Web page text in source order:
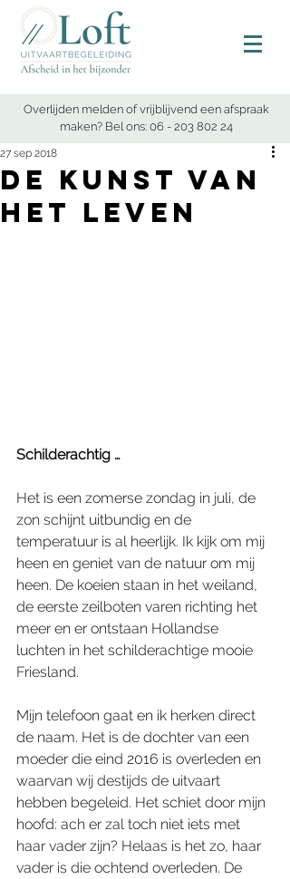
Overlijden melden of vrijblijvend een afspraak
maken? Bel ons: 06 - 203 802 24
De kunst van
het leven
27 sep 2018
Schilderachtig …
Het is een zomerse zondag in juli, de
zon schijnt uitbundig en de
temperatuur is al heerlijk. Ik kijk om mij
heen en geniet van de natuur om mij
heen. De koeien staan in het weiland,
de eerste zeilboten varen richting het
meer en er ontstaan Hollandse
luchten in het schilderachtige mooie
Friesland.
Mijn telefoon gaat en ik herken direct
de naam. Het is de dochter van een
moeder die eind 2016 is overleden en
waarvan wij destijds de uitvaart
hebben begeleid. Het schiet door mijn
hoofd: ach er zal toch niet iets met
haar vader zijn? Helaas is het zo, haar
vader is die ochtend overleden. De